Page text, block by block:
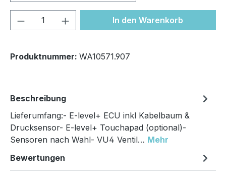
Produkt Anzahl: Gib denIn den Warenkorb
Produktnummer: WA10571.907
Beschreibung
Lieferumfang:- E-level+ ECU inkl Kabelbaum &
Drucksensor- E-level+ Touchapad (optional)-
Sensoren nach Wahl- VU4 Ventil… Mehr
Bewertungen